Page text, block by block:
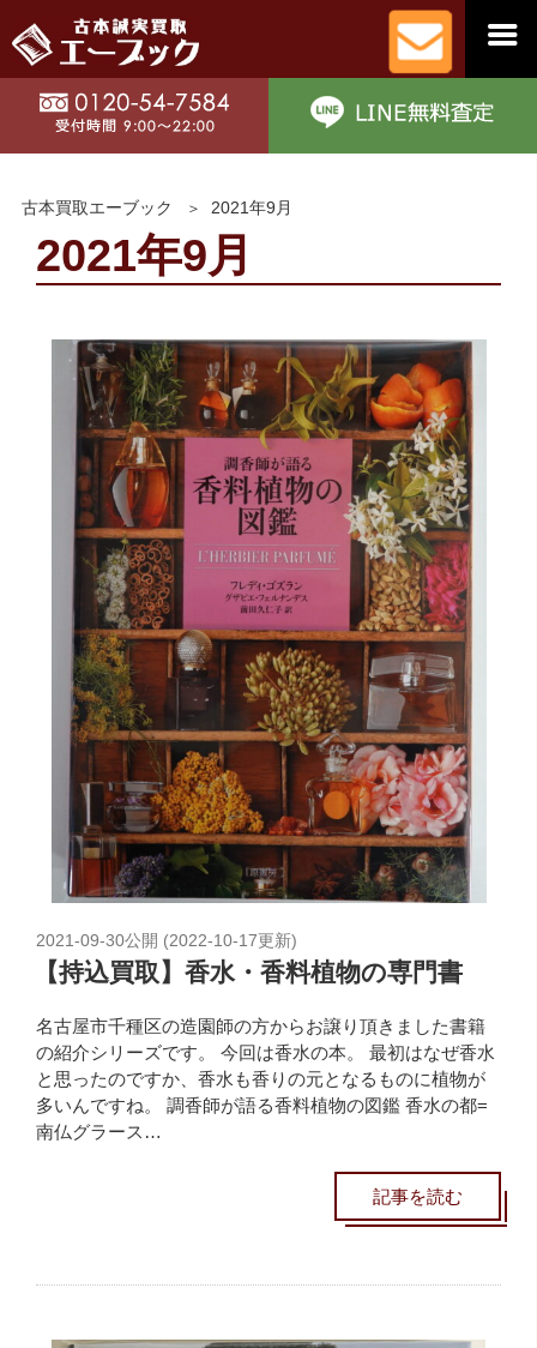
古本買取エーブック 2021年9月
2021年9月
2021-09-30公開 (2022-10-17更新)
【持込買取】香水・香料植物の専門書
名古屋市千種区の造園師の方からお譲り頂きました書籍
の紹介シリーズです。 今回は香水の本。 最初はなぜ香水
と思ったのですか、香水も香りの元となるものに植物が
多いんですね。 調香師が語る香料植物の図鑑 香水の都=
南仏グラース…
記事を読む